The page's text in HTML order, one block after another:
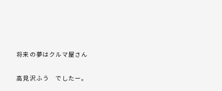
将来の夢はクルマ屋さん
高見沢ふう でしたー。